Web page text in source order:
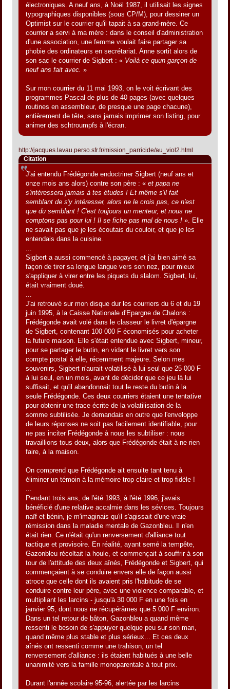
électroniques. A neuf ans, à Noël 1987, il utilisait les signes
typographiques disponibles (sous CP/M), pour dessiner un
Optimist sur le courrier qu'il tapait à sa grand-mère. Ce
courrier a servi à ma mère : dans le conseil d'administration
d'une association, une femme voulait faire partager sa
phobie des ordinateurs en secrétariat. Anne sortit alors de
son sac le courrier de Sigbert : « Voilà ce quun garçon de
neuf ans fait avec. »
Sur mon courrier du 11 mai 1993, on le voit écrivant des
programmes Pascal de plus de 40 pages (avec quelques
routines en assembleur, de presque une page chacune),
entièrement de tête, sans jamais imprimer son listing, pour
animer des schtroumpfs à l'écran.
http://jacques.lavau.perso.sfr.fr/mission_parricide/au_viol2.html
Citation
J'ai entendu Frédégonde endoctriner Sigbert (neuf ans et
onze mois ans alors) contre son père : «et papa ne
s'intéressera jamais à tes études ! Et même s'il fait
semblant de s'y intéresser, alors ne le crois pas, ce n'est
que du semblant ! C'est toujours un menteur, et nous ne
comptons pas pour lui ! Il se fiche pas mal de nous !». Elle
ne savait pas que je les écoutais du couloir, et que je les
entendais dans la cuisine.
Sigbert a aussi commencé à pagayer, et j'ai bien aimé sa
façon de tirer sa longue langue vers son nez, pour mieux
s'appliquer à virer entre les piquets du slalom. Sigbert, lui,
était vraiment doué.
J'ai retrouvé sur mon disque dur les courriers du 6 et du 19
juin 1995, à la Caisse Nationale d'Epargne de Chalons :
Frédégonde avait volé dans le classeur le livret d'épargne
de Sigbert, contenant 100 000 F économisés pour acheter
la future maison. Elle s'était entendue avec Sigbert, mineur,
pour se partager le butin, en vidant le livret vers son
compte postal à elle, récemment majeure. Selon mes
souvenirs, Sigbert n'aurait volatilisé à lui seul que 25 000 F
à lui seul, en un mois, avant de décider que ce jeu là lui
suffisait, et qu'il abandonnait tout le reste du butin à la
seule Frédégonde. Ces deux courriers étaient une tentative
pour obtenir une trace écrite de la volatilisation de la
somme subtilisée. Je demandais en outre que l'enveloppe
de leurs réponses ne soit pas facilement identifiable, pour
ne pas inciter Frédégonde à nous les subtiliser : nous
travaillions tous deux, alors que Frédégonde était à ne rien
faire, à la maison.
On comprend que Frédégonde ait ensuite tant tenu à
éliminer un témoin à la mémoire trop claire et trop fidèle !
Pendant trois ans, de l'été 1993, à l'été 1996, j'avais
bénéficié d'une relative accalmie dans les sévices. Toujours
naïf et bénin, je m'imaginais qu'il s'agissait d'une vraie
rémission dans la maladie mentale de Gazonbleu. Il n'en
était rien. Ce n'était qu'un renversement d'alliance tout
tactique et provisoire. En réalité, ayant semé la tempête,
Gazonbleu récoltait la houle, et commençait à souffrir à son
tour de l'attitude des deux aînés, Frédégonde et Sigbert, qui
commençaient à se conduire envers elle de façon aussi
atroce que celle dont ils avaient pris l'habitude de se
conduire contre leur père, avec une violence comparable, et
multipliant les larcins - jusqu'à 30 000 F en une fois en
janvier 95, dont nous ne récupérâmes que 5 000 F environ.
Dans un tel retour de bâton, Gazonbleu a quand même
ressenti le besoin de s'appuyer quelque peu sur son mari,
quand même plus stable et plus sérieux... Et ces deux
aînés ont ressenti comme une trahison, un tel
renversement d'alliance : ils étaient habitués à une belle
unanimité vers la famille monoparentale à tout prix.
Durant l'année scolaire 95-96, alertée par les larcins